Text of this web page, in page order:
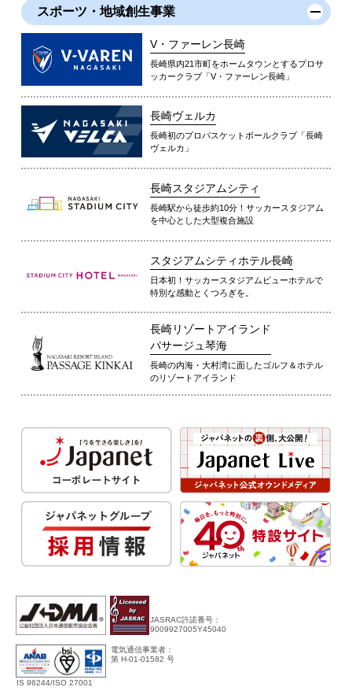
スポーツ・地域創生事業
V・ファーレン長崎
長崎県内21市町をホームタウンとするプロサ
ッカークラブ「V・ファーレン長崎」
長崎ヴェルカ
長崎初のプロバスケットボールクラブ「長崎
ヴェルカ」
長崎スタジアムシティ
長崎駅から徒歩約10分！サッカースタジアム
を中心とした大型複合施設
スタジアムシティホテル長崎
日本初！サッカースタジアムビューホテルで
特別な感動とくつろぎを。
長崎リゾートアイランド
パサージュ琴海
長崎の内海・大村湾に面したゴルフ＆ホテル
のリゾートアイランド
JASRAC許諾番号：
9009927005Y45040
IS 96244/ISO 27001
電気通信事業者：
第 H-01-01582 号